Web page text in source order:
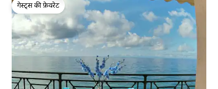
गेस्ट्स की फ़ेवरेट
गेस्ट्स की फ़ेवरेट